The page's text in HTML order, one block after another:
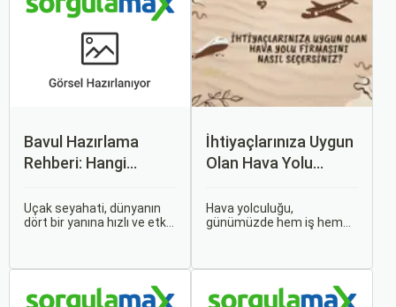
Bavul Hazırlama
Rehberi: Hangi
Alınmalı?
Uçak seyahati, dünyanın
dört bir yanına hızlı ve etkili
doğru yapılmazsa stresli
İhtiyaçlarınıza Uygun
Olan Hava Yolu
Seçersiniz?
Hava yolculuğu,
günümüzde hem iş hem
firması sunduğu hizmetler